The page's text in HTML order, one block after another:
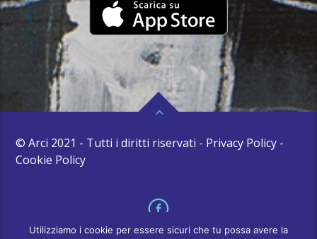
© Arci 2021 - Tutti i diritti riservati - Privacy Policy -
Cookie Policy
Utilizziamo i cookie per essere sicuri che tu possa avere la